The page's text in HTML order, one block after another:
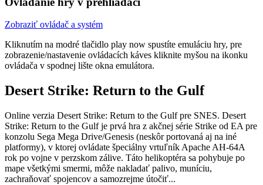
Zobraziť ovládač a systém
Kliknutím na modré tlačidlo play now spustíte emuláciu hry, pre
zobrazenie/nastavenie ovládacích káves kliknite myšou na ikonku
ovládača v spodnej lište okna emulátora.
Desert Strike: Return to the Gulf
Online verzia Desert Strike: Return to the Gulf pre SNES. Desert
Strike: Return to the Gulf je prvá hra z akčnej série Strike od EA pre
konzolu Sega Mega Drive/Genesis (neskôr portovaná aj na iné
platformy), v ktorej ovládate špeciálny vrtuľník Apache AH-64A
rok po vojne v perzskom zálive. Táto helikoptéra sa pohybuje po
mape všetkými smermi, môže nakladať palivo, muníciu,
zachraňovať spojencov a samozrejme útočiť...